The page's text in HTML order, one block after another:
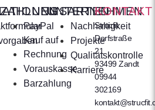
ZAHLUNGSARTEN
PayPal
Kauf auf
Rechnung
Vorauskasse
Barzahlung
UNTERNEHMEN
Nachhaltigkeit
Projekte
Qualitätskontrolle
Karriere
KONTAKT
Strucfit
Dorfstraße
21
93499 Zandt
09944
302169